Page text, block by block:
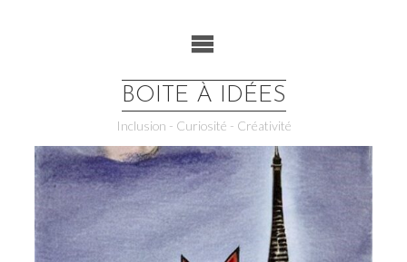
BOITE À IDÉES
Inclusion - Curiosité - Créativité